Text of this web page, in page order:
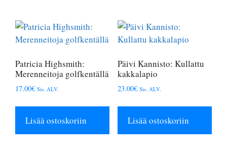
Patricia Highsmith:
Merenneitoja golfkentällä
17.00€ Sis. ALV.
Lisää ostoskoriin
Päivi Kannisto: Kullattu
kakkalapio
23.00€ Sis. ALV.
Lisää ostoskoriin